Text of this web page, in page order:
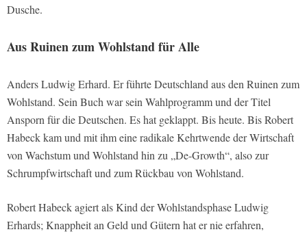
Dusche.
Aus Ruinen zum Wohlstand für Alle
Anders Ludwig Erhard. Er führte Deutschland aus den Ruinen zum
Wohlstand. Sein Buch war sein Wahlprogramm und der Titel
Ansporn für die Deutschen. Es hat geklappt. Bis heute. Bis Robert
Habeck kam und mit ihm eine radikale Kehrtwende der Wirtschaft
von Wachstum und Wohlstand hin zu „De-Growth“, also zur
Schrumpfwirtschaft und zum Rückbau von Wohlstand.
Robert Habeck agiert als Kind der Wohlstandsphase Ludwig
Erhards; Knappheit an Geld und Gütern hat er nie erfahren,